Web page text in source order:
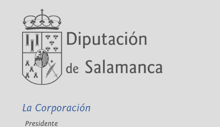
La Corporación
Presidente